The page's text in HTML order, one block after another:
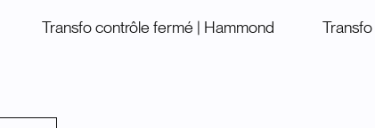
Transfo contrôle fermé | Hammond